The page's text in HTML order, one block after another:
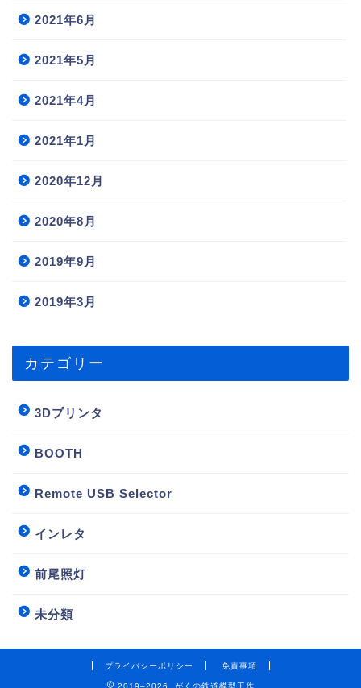
2021年6月
2021年5月
2021年4月
2021年1月
2020年12月
2020年8月
2019年9月
2019年3月
カテゴリー
3Dプリンタ
BOOTH
Remote USB Selector
インレタ
前尾照灯
未分類
プライバシーポリシー 免責事項
2019–2026 がくの鉄道模型工作